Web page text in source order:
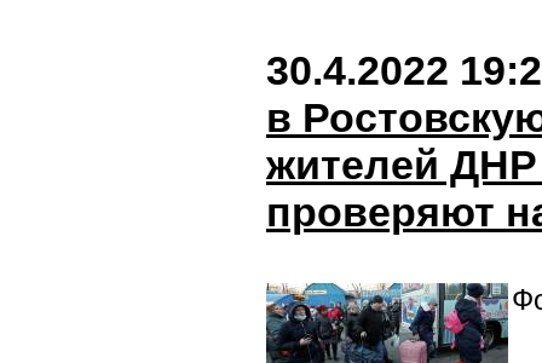
30.4.2022
в
жителей
проверяют